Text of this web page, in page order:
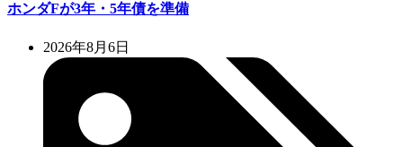
ホンダFが3年・5年債を準備
2026年8月6日